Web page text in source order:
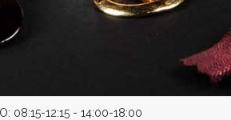
08:15-12:15 - 14:00-18:00